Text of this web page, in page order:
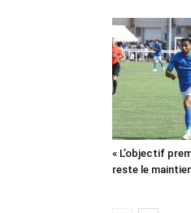
« L’objectif
reste le